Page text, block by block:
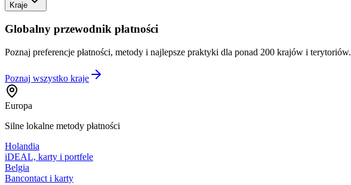
Kraje
Globalny przewodnik płatności
Poznaj preferencje płatności, metody i najlepsze praktyki dla ponad 200 krajów i terytoriów.
Poznaj wszystko kraje
Europa
Silne lokalne metody płatności
Holandia
iDEAL, karty i portfele
Belgia
Bancontact i karty